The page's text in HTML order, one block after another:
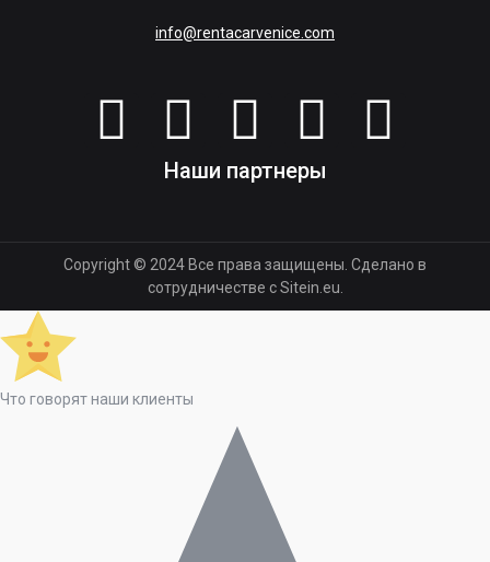
info@rentacarvenice.com
Наши партнеры
Copyright © 2024 Все права защищены. Сделано в
сотрудничестве с
Что говорят наши клиенты